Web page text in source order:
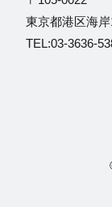
東京都港区海
TEL:03-3636-